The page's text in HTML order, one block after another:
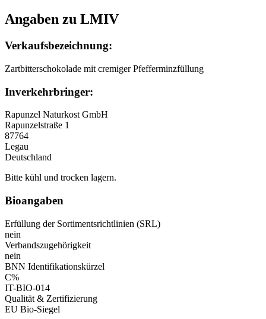
Angaben zu LMIV
Verkaufsbezeichnung:
Zartbitterschokolade mit cremiger Pfefferminzfüllung
Inverkehrbringer:
Rapunzel Naturkost GmbH
Rapunzelstraße 1
87764
Legau
Deutschland
Bitte kühl und trocken lagern.
Bioangaben
Erfüllung der Sortimentsrichtlinien (SRL)
nein
Verbandszugehörigkeit
nein
BNN Identifikationskürzel
C%
IT-BIO-014
Qualität & Zertifizierung
EU Bio-Siegel